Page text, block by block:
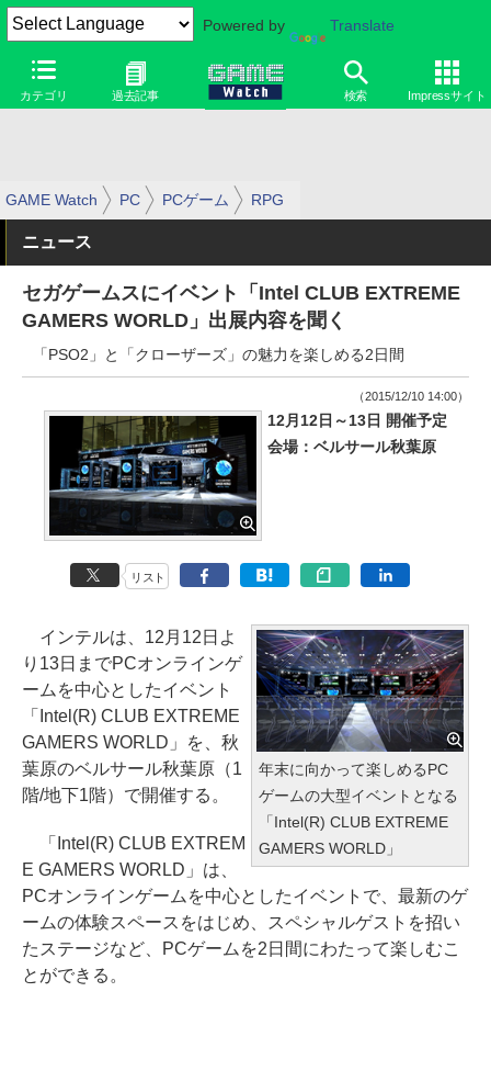
Powered by Translate
カテゴリ 過去記事 検索 Impressサイト
GAME Watch PC PCゲーム RPG
ニュース
セガゲームスにイベント「Intel CLUB EXTREME
GAMERS WORLD」出展内容を聞く
「PSO2」と「クローザーズ」の魅力を楽しめる2日間
（2015/12/10 14:00）
12月12日～13日 開催予定
会場：ベルサール秋葉原
リスト
年末に向かって楽しめるPC
ゲームの大型イベントとなる
「Intel(R) CLUB EXTREME
GAMERS WORLD」
インテルは、12月12日よ
り13日までPCオンラインゲ
ームを中心としたイベント
「Intel(R) CLUB EXTREME
GAMERS WORLD」を、秋
葉原のベルサール秋葉原（1
階/地下1階）で開催する。
「Intel(R) CLUB EXTREM
E GAMERS WORLD」は、
PCオンラインゲームを中心としたイベントで、最新のゲ
ームの体験スペースをはじめ、スペシャルゲストを招い
たステージなど、PCゲームを2日間にわたって楽しむこ
とができる。